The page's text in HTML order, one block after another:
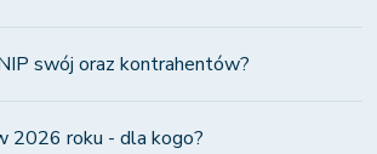
swój oraz kontrahentów?
2026 roku - dla kogo?